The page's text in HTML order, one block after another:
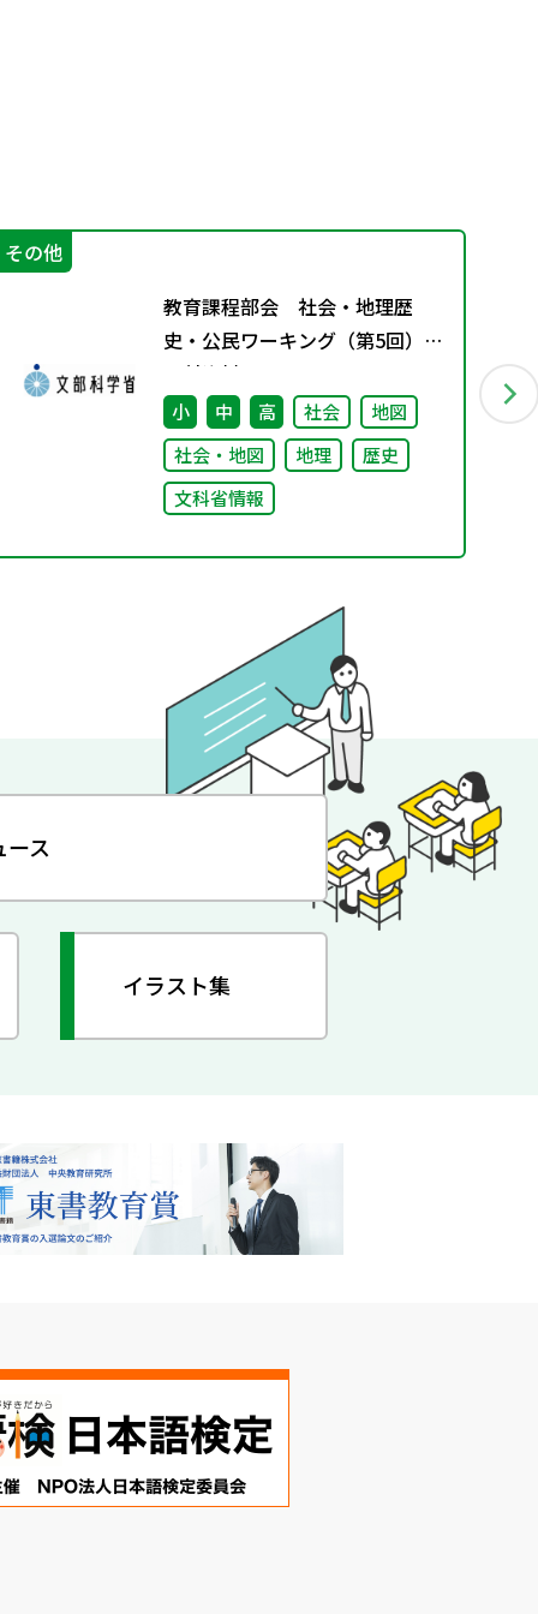
その他
教育課程部会 社会・地理歴
史・公民ワーキング（第5回）
配付資料
小 中 高 社会
地図
社会・地図
地理
歴史
文科省情報
ース
イラスト集